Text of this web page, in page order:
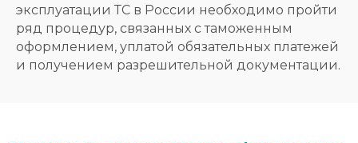
эксплуатации ТС в России необходимо пройти
ряд процедур, связанных с таможенным
оформлением, уплатой обязательных платежей
и получением разрешительной документации.
транспортное средство — составим и
подадим ГТД (ДТ), подготовим все
сопутствующие документы.